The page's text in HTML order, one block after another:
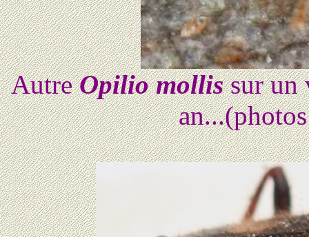
AutreOpilio mollissur un